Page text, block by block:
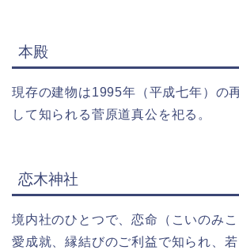
本殿
現存の建物は1995年（平成七年）の
して知られる菅原道真公を祀る。
恋木神社
境内社のひとつで、恋命（こいのみ
愛成就、縁結びのご利益で知られ、